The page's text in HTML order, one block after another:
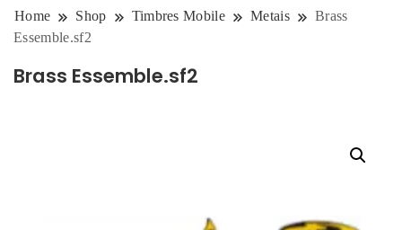
Home Shop Timbres Mobile Metais
Brass
Essemble.sf2
Brass Essemble.sf2